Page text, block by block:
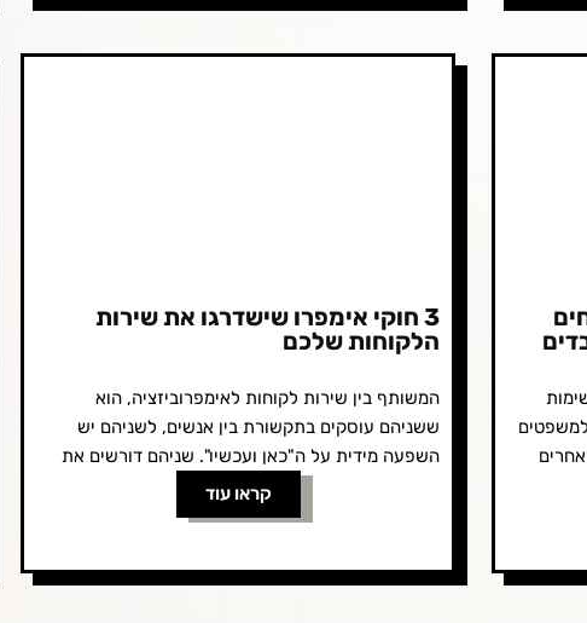
3 חוקי אימפרו שישדרגו את שירות
הלקוחות שלכם
המשותף בין שירות לקוחות לאימפרוביזציה, הוא
ששניהם עוסקים בתקשורת בין אנשים, לשניהם יש
השפעה מידית על ה"כאן ועכשיו". שניהם דורשים את
היכולת להשתנות, לקבל החלטות מהר, להגיב מהר...
קראו עוד